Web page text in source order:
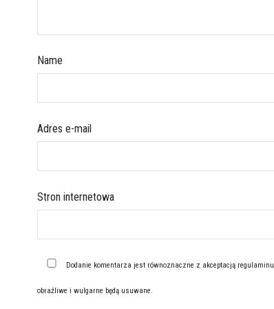
Name
Adres e-mail
Stron internetowa
Dodanie komentarza jest równoznaczne z akceptacją regulaminu
obraźliwe i wulgarne będą usuwane.